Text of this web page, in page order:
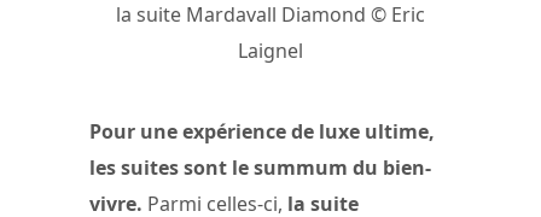
la suite Mardavall Diamond © Eric
Laignel
Pour une expérience de luxe ultime,
les suites sont le summum du bien-
vivre. Parmi celles-ci, la suite